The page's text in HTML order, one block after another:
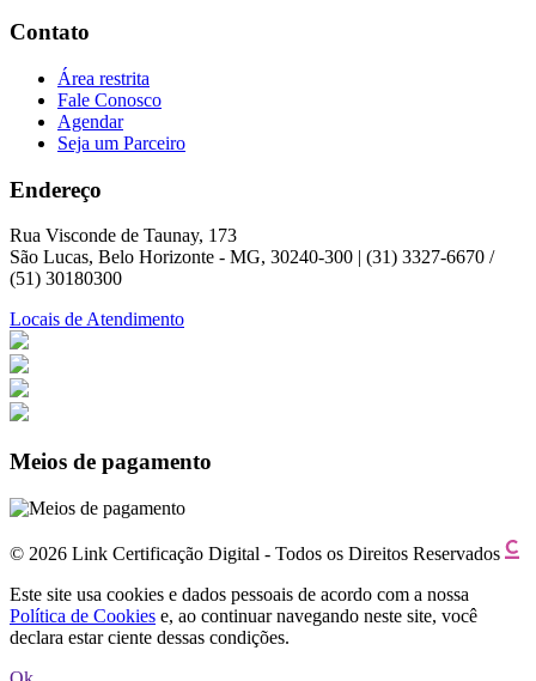
Contato
Área restrita
Fale Conosco
Agendar
Seja um Parceiro
Endereço
Rua Visconde de Taunay, 173
São Lucas, Belo Horizonte - MG, 30240-300 | (31) 3327-6670 /
(51) 30180300
Locais de Atendimento
Meios de pagamento
© 2026 Link Certificação Digital - Todos os Direitos Reservados
Este site usa cookies e dados pessoais de acordo com a nossa
Política de Cookies e, ao continuar navegando neste site, você
declara estar ciente dessas condições.